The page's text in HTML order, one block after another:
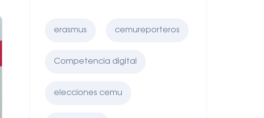
erasmus cemureporteros
Competencia digital
elecciones cemu